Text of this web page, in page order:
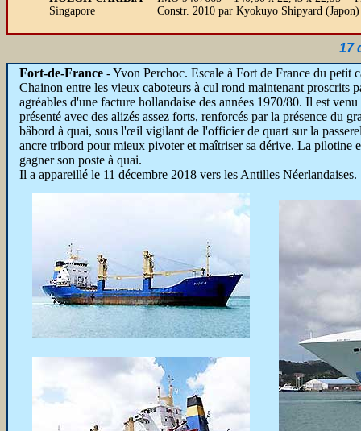
Singapore
Constr. 2010 par Kyokuyo Shipyard
17
Fort-de-France -Yvon Perchoc. Escale à Fort de France du petit
Chainon entre les vieux caboteurs à cul rond maintenant proscrits
agréables d'une facture hollandaise des années 1970/80. Il est
présenté avec des alizés assez forts, renforcés par la présence du
bâbord à quai, sous l'œil vigilant de l'officier de quart sur la
ancre tribord pour mieux pivoter et maîtriser sa dérive. La pilotine
gagner son poste à quai.
Il a appareillé le 11 décembre 2018 vers les Antilles Néerlandaises.